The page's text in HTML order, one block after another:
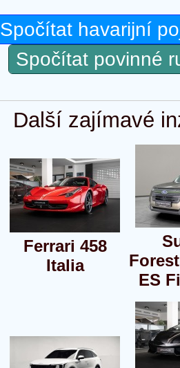
Spočítat havarijní
Spočítat povinné
Další zajímavé
Ferrari 458
Italia
ES